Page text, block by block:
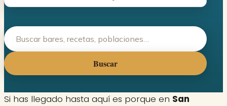
Buscar
Si has llegado hasta aquí es porque en San